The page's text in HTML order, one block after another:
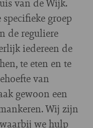
groep
de reguliere
iedereen de
te eten en te
van
gewoon een
Wij zijn
we hulp